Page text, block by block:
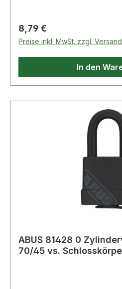
NANO PROTECT-
ist ein hochpräzises
Wendeschlüssel bedient
Regulärer Preis:
8,79 €
Preise inkl. MwSt. zzgl.
In den
ABUS 81428 0
70/45 vs.